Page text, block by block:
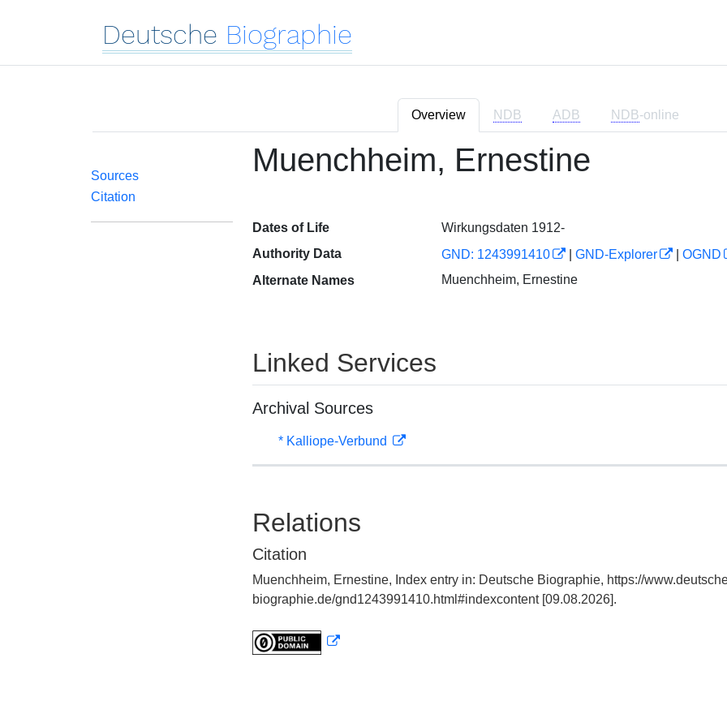
Deutsche Biographie
Overview NDB ADB NDB-online
Sources
Citation
Muenchheim, Ernestine
Dates of Life
Wirkungsdaten 1912-
Authority Data
GND: 1243991410 GND-Explorer
OGND
Alternate Names
Muenchheim, Ernestine
Linked Services
Archival Sources
* Kalliope-Verbund
Relations
Citation
Muenchheim, Ernestine, Index entry in: Deutsche Biographie, https://
biographie.de/gnd1243991410.html#indexcontent [09.08.2026].